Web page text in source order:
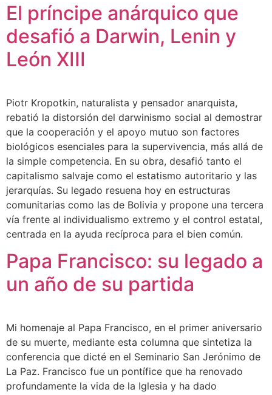
El príncipe anárquico que
desafió a Darwin, Lenin y
León XIII
Piotr Kropotkin, naturalista y pensador anarquista,
rebatió la distorsión del darwinismo social al demostrar
que la cooperación y el apoyo mutuo son factores
biológicos esenciales para la supervivencia, más allá de
la simple competencia. En su obra, desafió tanto el
capitalismo salvaje como el estatismo autoritario y las
jerarquías. Su legado resuena hoy en estructuras
comunitarias como las de Bolivia y propone una tercera
vía frente al individualismo extremo y el control estatal,
centrada en la ayuda recíproca para el bien común.
Papa Francisco: su legado a
un año de su partida
Mi homenaje al Papa Francisco, en el primer aniversario
de su muerte, mediante esta columna que sintetiza la
conferencia que dicté en el Seminario San Jerónimo de
La Paz. Francisco fue un pontífice que ha renovado
profundamente la vida de la Iglesia y ha dado